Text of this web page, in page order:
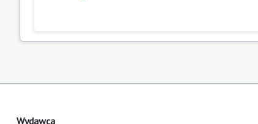
Wydawca